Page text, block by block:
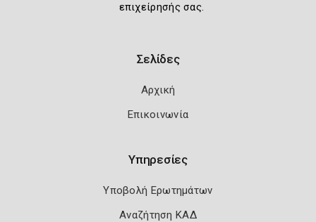
επιχείρησής σας.
Σελίδες
Αρχική
Επικοινωνία
Υπηρεσίες
Υποβολή Ερωτημάτων
Αναζήτηση ΚΑΔ